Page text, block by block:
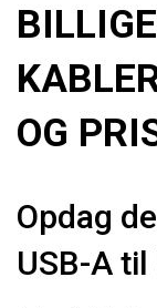
OG
Opdag
USB-A